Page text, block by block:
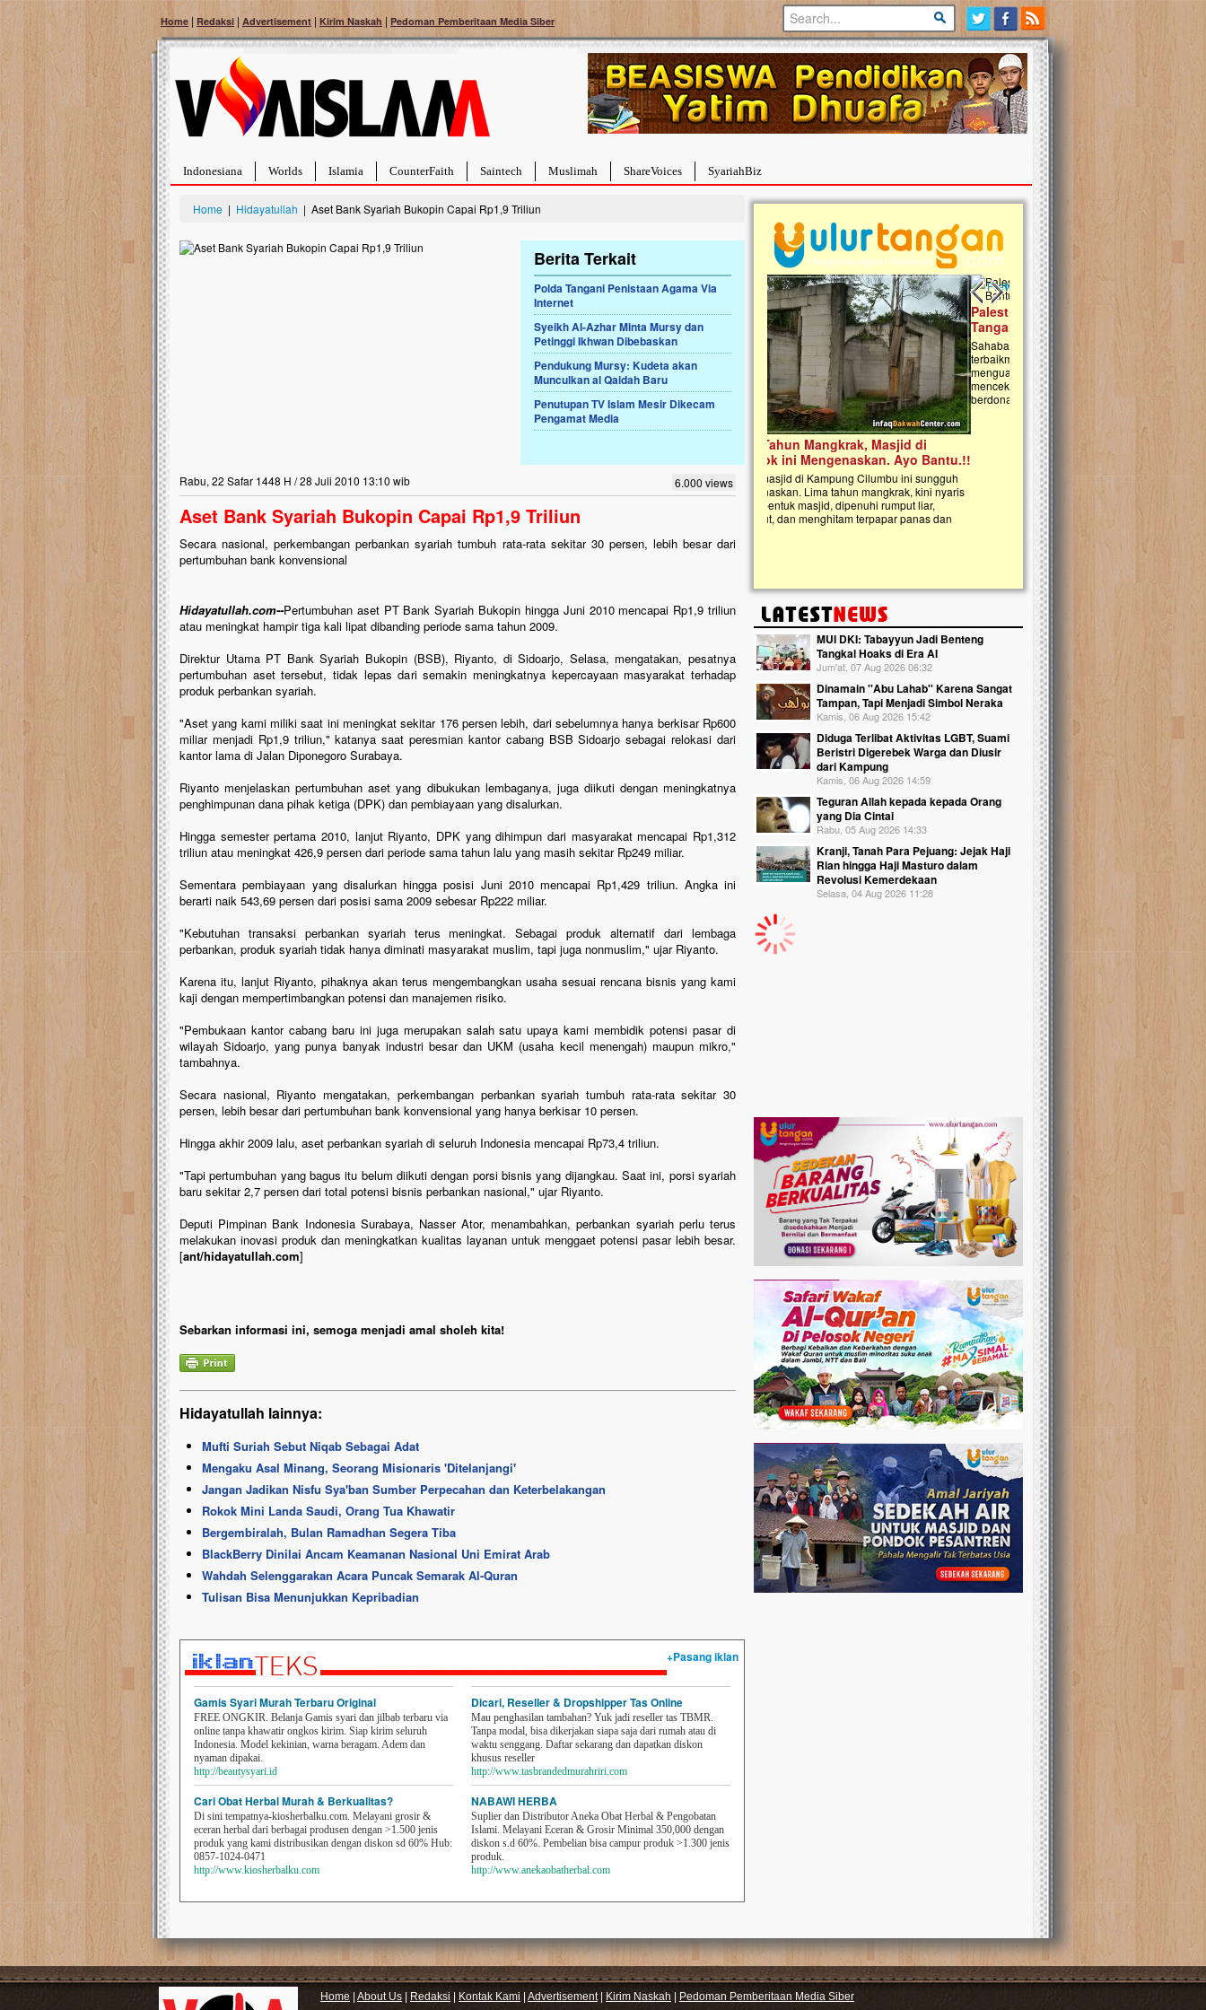
Home | Redaksi | Advertisement | Kirim Naskah | Pedoman Pemberitaan Media Siber
Indonesiana Worlds Islamia CounterFaith Saintech Muslimah ShareVoices SyariahBiz
Home | Hidayatullah | Aset Bank Syariah Bukopin Capai Rp1,9 Triliun
Berita Terkait
Polda Tangani Penistaan Agama Via
Internet
Syeikh Al-Azhar Minta Mursy dan
Petinggi Ikhwan Dibebaskan
Pendukung Mursy: Kudeta akan
Munculkan al Qaidah Baru
Penutupan TV Islam Mesir Dikecam
Pengamat Media
Rabu, 22 Safar 1448 H / 28 Juli 2010 13:10 wib 6.000 views
Aset Bank Syariah Bukopin Capai Rp1,9 Triliun
Secara nasional, perkembangan perbankan syariah tumbuh rata-rata sekitar 30 persen, lebih besar dari
pertumbuhan bank konvensional
Hidayatullah.com--Pertumbuhan aset PT Bank Syariah Bukopin hingga Juni 2010 mencapai Rp1,9 triliun
atau meningkat hampir tiga kali lipat dibanding periode sama tahun 2009.
Direktur Utama PT Bank Syariah Bukopin (BSB), Riyanto, di Sidoarjo, Selasa, mengatakan, pesatnya
pertumbuhan aset tersebut, tidak lepas dari semakin meningkatnya kepercayaan masyarakat terhadap
produk perbankan syariah.
"Aset yang kami miliki saat ini meningkat sekitar 176 persen lebih, dari sebelumnya hanya berkisar Rp600
miliar menjadi Rp1,9 triliun," katanya saat peresmian kantor cabang BSB Sidoarjo sebagai relokasi dari
kantor lama di Jalan Diponegoro Surabaya.
Riyanto menjelaskan pertumbuhan aset yang dibukukan lembaganya, juga diikuti dengan meningkatnya
penghimpunan dana pihak ketiga (DPK) dan pembiayaan yang disalurkan.
Hingga semester pertama 2010, lanjut Riyanto, DPK yang dihimpun dari masyarakat mencapai Rp1,312
triliun atau meningkat 426,9 persen dari periode sama tahun lalu yang masih sekitar Rp249 miliar.
Sementara pembiayaan yang disalurkan hingga posisi Juni 2010 mencapai Rp1,429 triliun. Angka ini
berarti naik 543,69 persen dari posisi sama 2009 sebesar Rp222 miliar.
"Kebutuhan transaksi perbankan syariah terus meningkat. Sebagai produk alternatif dari lembaga
perbankan, produk syariah tidak hanya diminati masyarakat muslim, tapi juga nonmuslim," ujar Riyanto.
Karena itu, lanjut Riyanto, pihaknya akan terus mengembangkan usaha sesuai rencana bisnis yang kami
kaji dengan mempertimbangkan potensi dan manajemen risiko.
"Pembukaan kantor cabang baru ini juga merupakan salah satu upaya kami membidik potensi pasar di
wilayah Sidoarjo, yang punya banyak industri besar dan UKM (usaha kecil menengah) maupun mikro,"
tambahnya.
Secara nasional, Riyanto mengatakan, perkembangan perbankan syariah tumbuh rata-rata sekitar 30
persen, lebih besar dari pertumbuhan bank konvensional yang hanya berkisar 10 persen.
Hingga akhir 2009 lalu, aset perbankan syariah di seluruh Indonesia mencapai Rp73,4 triliun.
"Tapi pertumbuhan yang bagus itu belum diikuti dengan porsi bisnis yang dijangkau. Saat ini, porsi syariah
baru sekitar 2,7 persen dari total potensi bisnis perbankan nasional," ujar Riyanto.
Deputi Pimpinan Bank Indonesia Surabaya, Nasser Ator, menambahkan, perbankan syariah perlu terus
melakukan inovasi produk dan meningkatkan kualitas layanan untuk menggaet potensi pasar lebih besar.
[ant/hidayatullah.com]
Sebarkan informasi ini, semoga menjadi amal sholeh kita!
Hidayatullah lainnya:
Mufti Suriah Sebut Niqab Sebagai Adat
Mengaku Asal Minang, Seorang Misionaris 'Ditelanjangi'
Jangan Jadikan Nisfu Sya'ban Sumber Perpecahan dan Keterbelakangan
Rokok Mini Landa Saudi, Orang Tua Khawatir
Bergembiralah, Bulan Ramadhan Segera Tiba
BlackBerry Dinilai Ancam Keamanan Nasional Uni Emirat Arab
Wahdah Selenggarakan Acara Puncak Semarak Al-Quran
Tulisan Bisa Menunjukkan Kepribadian
+Pasang iklan
Gamis Syari Murah Terbaru Original
FREE ONGKIR. Belanja Gamis syari dan jilbab terbaru via
online tanpa khawatir ongkos kirim. Siap kirim seluruh
Indonesia. Model kekinian, warna beragam. Adem dan
nyaman dipakai.
http://beautysyari.id
Cari Obat Herbal Murah & Berkualitas?
Di sini tempatnya-kiosherbalku.com. Melayani grosir &
eceran herbal dari berbagai produsen dengan >1.500 jenis
produk yang kami distribusikan dengan diskon sd 60% Hub:
0857-1024-0471
http://www.kiosherbalku.com
Dicari, Reseller & Dropshipper Tas Online
Mau penghasilan tambahan? Yuk jadi reseller tas TBMR.
Tanpa modal, bisa dikerjakan siapa saja dari rumah atau di
waktu senggang. Daftar sekarang dan dapatkan diskon
khusus reseller
http://www.tasbrandedmurahriri.com
NABAWI HERBA
Suplier dan Distributor Aneka Obat Herbal & Pengobatan
Islami. Melayani Eceran & Grosir Minimal 350,000 dengan
diskon s.d 60%. Pembelian bisa campur produk >1.300 jenis
produk.
http://www.anekaobatherbal.com
Previous slide
Next slide
Nasib masjid di Kampung Cilumbu ini sungguh
mengenaskan. Lima tahun mangkrak, kini nyaris
berlumut, dan menghitam terpapar panas dan
Palestina Masih Berduka, Ayo Ulurkan
Tangan Bantu Mereka
Sahabat, Ulurtangan mari kirimkan dukungan
terbaikmu untuk warga Palestina di Gaza demi
menguatkan mereka menghadapi situasi
mencekam ini. Mari dukung mereka dengan
berdonasi dengan cara:...
Open Donasi Wakaf
Rumah Qur'an & TK Islam
Najjah di Jonggol
Saat ini, Ulurtangan bersama Yayasan
Najjahtul Islam Jonggol sedang merintis
pembangunan Rumah Qur’an dan
kanak Islam Terpadu (TKIT) An Najjah
Gedung Majelis Taklim di Jonggol,...
MUI DKI: Tabayyun Jadi Benteng
Tangkal Hoaks di Era AI
Jum'at, 07 Aug 2026 06:32
Dinamain ''Abu Lahab'' Karena Sangat
Tampan, Tapi Menjadi Simbol Neraka
Kamis, 06 Aug 2026 15:42
Diduga Terlibat Aktivitas LGBT, Suami
Beristri Digerebek Warga dan Diusir
dari Kampung
Kamis, 06 Aug 2026 14:59
Teguran Allah kepada kepada Orang
yang Dia Cintai
Rabu, 05 Aug 2026 14:33
Kranji, Tanah Para Pejuang: Jejak Haji
Rian hingga Haji Masturo dalam
Revolusi Kemerdekaan
Selasa, 04 Aug 2026 11:28
Home About Us Redaksi Kontak Kami Advertisement| Kirim Naskah Pedoman Pemberitaan Media Siber